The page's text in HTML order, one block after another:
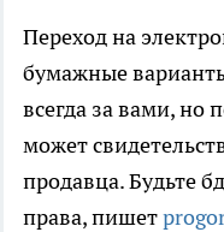
Переход на
бумажные
всегда за вами, но
может
продавца. Будьте
права, пишет